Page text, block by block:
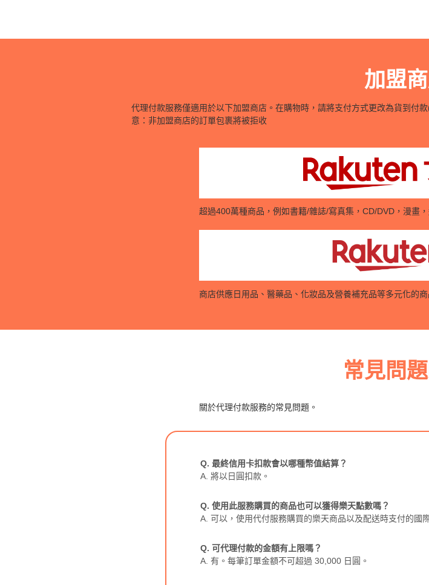
加盟
代理付款服務僅適用於以下加盟商店。在購物時，請將支付方式更改為貨到
意：非加盟商店的訂單包裹將被拒收
超過400萬種商品，例如書籍/雜誌/寫真集，CD/DVD，漫畫
商店供應日用品、醫藥品、化妝品及營養補充品等多元化的商
常見問
關於代理付款服務的常見問題。
Q. 最終信用卡扣款會以哪種幣值結算？
A. 將以日圓扣款。
Q. 使用此服務購買的商品也可以獲得樂天點數嗎？
A. 可以，使用代付服務購買的樂天商品以及配送時支付的國
Q. 可代理付款的金額有上限嗎？
A. 有。每筆訂單金額不可超過 30,000 日圓。